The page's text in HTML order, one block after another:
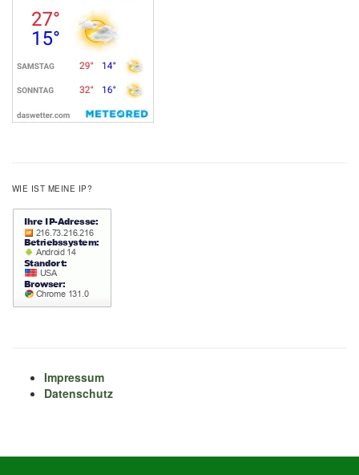
WIE IST MEINE IP?
Impressum
Datenschutz